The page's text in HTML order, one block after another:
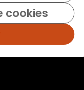
cookies